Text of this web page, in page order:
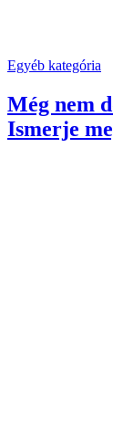
Egyéb kategória
Még nem
Ismerje